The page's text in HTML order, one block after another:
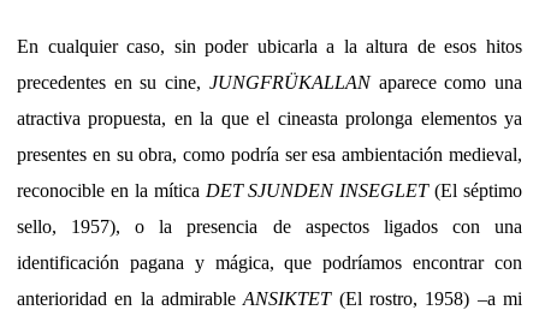
En cualquier caso, sin poder ubicarla a la altura de esos hitos
precedentes en su cine, JUNGFRÜKALLANaparece como una
atractiva propuesta, en la que el cineasta prolonga elementos ya
presentes en su obra, como podría ser esa ambientación medieval,
reconocible en la mítica DET SJUNDEN INSEGLET(El séptimo
sello, 1957), o la presencia de aspectos ligados con una
identificación pagana y mágica, que podríamos encontrar con
anterioridad en la admirableANSIKTET(El rostro, 1958) –a mi